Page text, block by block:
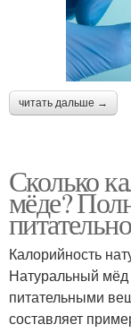
читать дальше →
Сколько
мёде?
Калорийность
Натуральный мёд
питательными
составляет